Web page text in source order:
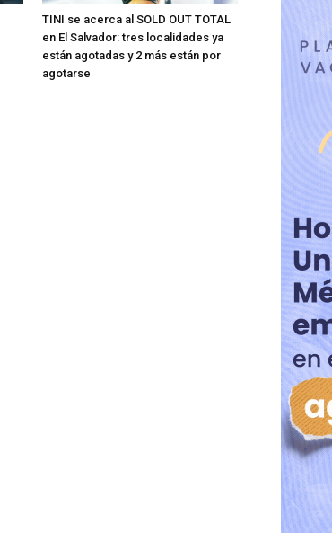
TINI se acerca al SOLD OUT TOTAL
en El Salvador: tres localidades ya
están agotadas y 2 más están por
agotarse